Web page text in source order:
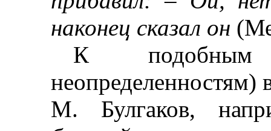
наконец сказал он
К подобным
неопределенностям)
М. Булгаков,